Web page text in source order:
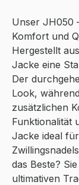
Unser JH050
Komfort und
Hergestellt
Jacke eine
Der
Look,
zusätzlichen
Funktionalität
Jacke ideal
das Beste?
ultimativen